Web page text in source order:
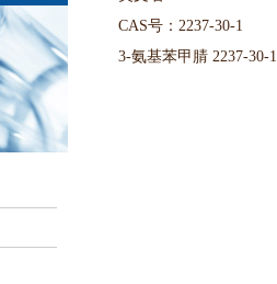
CAS号：2237-30-1
3-氨基苯甲腈 2237-30-1